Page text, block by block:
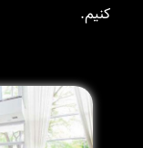
کنیم.